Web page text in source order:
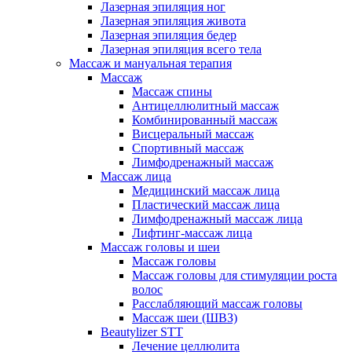
Лазерная эпиляция ног
Лазерная эпиляция живота
Лазерная эпиляция бедер
Лазерная эпиляция всего тела
Массаж и мануальная терапия
Массаж
Массаж спины
Антицеллюлитный массаж
Комбинированный массаж
Висцеральный массаж
Спортивный массаж
Лимфодренажный массаж
Массаж лица
Медицинский массаж лица
Пластический массаж лица
Лимфодренажный массаж лица
Лифтинг-массаж лица
Массаж головы и шеи
Массаж головы
Массаж головы для стимуляции роста
волос
Расслабляющий массаж головы
Массаж шеи (ШВЗ)
Beautylizer STT
Лечение целлюлита